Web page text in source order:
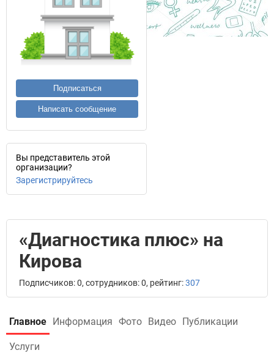
Подписаться
Написать сообщение
Вы представитель этой
организации?
Зарегистрируйтесь
«Диагностика плюс» на
Кирова
Подписчиков: 0, сотрудников: 0, рейтинг:307
Главное Информация Фото Видео Публикации
Услуги